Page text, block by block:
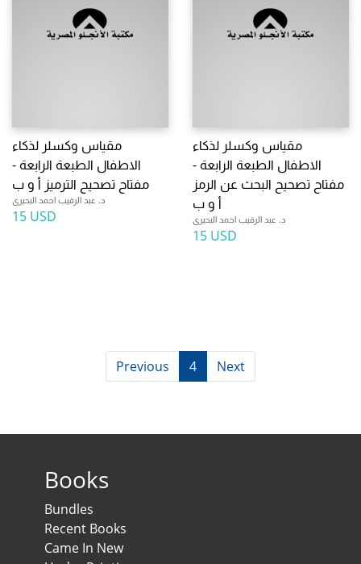
مقياس وكسلر لذكاء
الاطفال الطبعة الرابعة -
مفتاح تصحيح الترميز أ و ب
د. عبد الرقيب احمد البحيرى
15 USD
مقياس وكسلر لذكاء
الاطفال الطبعة الرابعة -
مفتاح تصحيح البحث عن الرمز
أ و ب
د. عبد الرقيب احمد البحيرى
15 USD
Previous 4 Next
Books
Bundles
Recent Books
Came In New